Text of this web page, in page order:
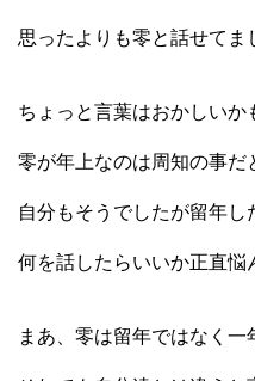
思ったよりも零と話せてま
ちょっと言葉はおかしいか
零が年上なのは周知の事だ
自分もそうでしたが留年し
何を話したらいいか正直悩
まあ、零は留年ではなく